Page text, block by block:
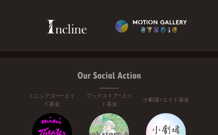
Our Social Action
ミニシアター・エイ
ド基金
ブックストア・エイ
ド基金
小劇場・エイド基金